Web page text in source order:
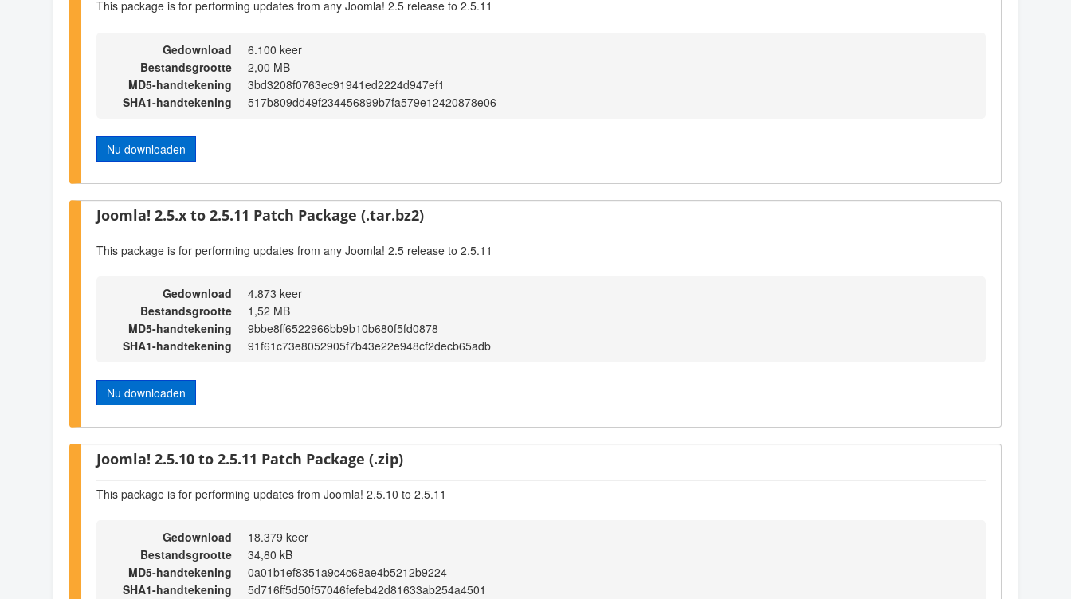
This package is for performing updates from any Joomla! 2.5 release to 2.5.11
Gedownload
6.100 keer
Bestandsgrootte
2,00 MB
MD5-handtekening
3bd3208f0763ec91941ed2224d947ef1
SHA1-handtekening
517b809dd49f234456899b7fa579e12420878e06
Nu downloaden
Joomla! 2.5.x to 2.5.11 Patch Package (.tar.bz2)
This package is for performing updates from any Joomla! 2.5 release to 2.5.11
Gedownload
4.873 keer
Bestandsgrootte
1,52 MB
MD5-handtekening
9bbe8ff6522966bb9b10b680f5fd0878
SHA1-handtekening
91f61c73e8052905f7b43e22e948cf2decb65adb
Nu downloaden
Joomla! 2.5.10 to 2.5.11 Patch Package (.zip)
This package is for performing updates from Joomla! 2.5.10 to 2.5.11
Gedownload
18.379 keer
Bestandsgrootte
34,80 kB
MD5-handtekening
0a01b1ef8351a9c4c68ae4b5212b9224
SHA1-handtekening
5d716ff5d50f57046fefeb42d81633ab254a4501